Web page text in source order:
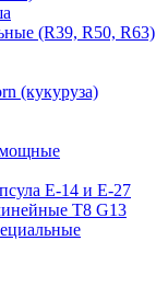
(R39, R50, R63)
(кукуруза)
Е-14 и Е-27
T8 G13